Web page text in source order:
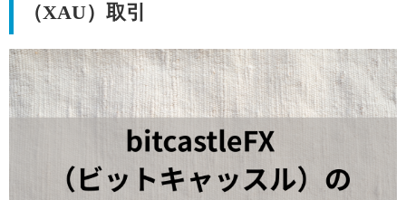
（XAU）取引